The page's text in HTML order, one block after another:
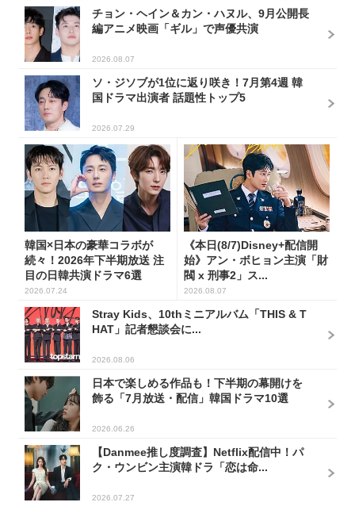
チョン・ヘイン＆カン・ハヌル、9月公開長
編アニメ映画「ギル」で声優共演
2026.08.07
ソ・ジソブが1位に返り咲き！7月第4週 韓
国ドラマ出演者 話題性トップ5
2026.07.29
韓国×日本の豪華コラボが
続々！2026年下半期放送 注
目の日韓共演ドラマ6選
2026.07.24
《本日(8/7)Disney+配信開
始》アン・ボヒョン主演「財
閥 x 刑事2」ス...
2026.08.07
Stray Kids、10thミニアルバム「THIS & T
HAT」記者懇談会に...
2026.08.06
日本で楽しめる作品も！下半期の幕開けを
飾る「7月放送・配信」韓国ドラマ10選
2026.06.26
【Danmee推し度調査】Netflix配信中！パ
ク・ウンビン主演韓ドラ「恋は命...
2026.07.27